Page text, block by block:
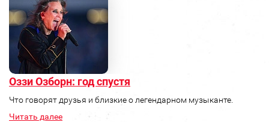
Оззи Озборн: год спустя
Что говорят друзья и близкие о легендарном музыканте.
Читать далее